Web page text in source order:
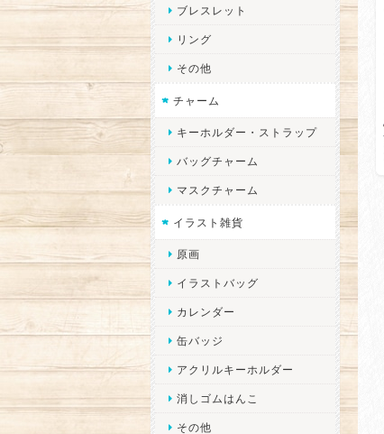
ブレスレット
リング
その他
チャーム
キーホルダー・ストラップ
バッグチャーム
マスクチャーム
イラスト雑貨
原画
イラストバッグ
カレンダー
缶バッジ
アクリルキーホルダー
消しゴムはんこ
その他